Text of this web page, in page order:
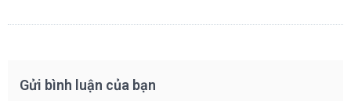
Gửi bình luận của bạn